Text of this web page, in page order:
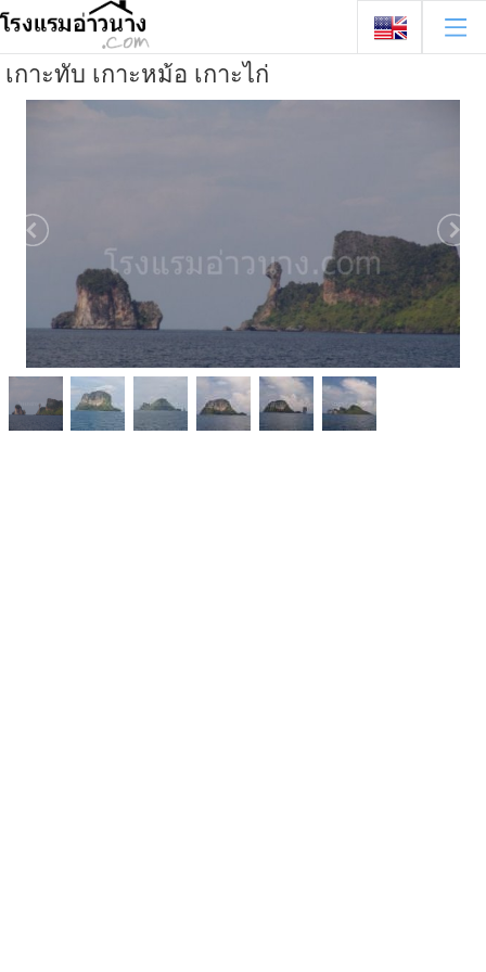
เกาะทับ เกาะหม้อ เกาะไก่